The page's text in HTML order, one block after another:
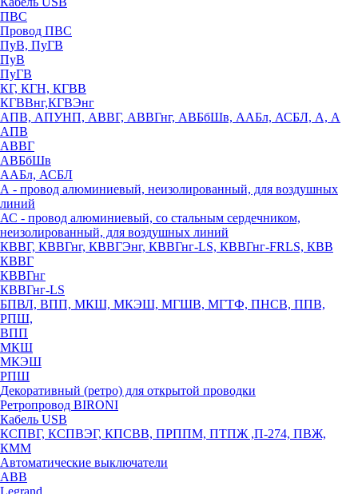
ПВС
Провод ПВС
ПуВ, ПуГВ
ПуВ
ПуГВ
КГ, КГН, КГВВ
КГВВнг,КГВЭнг
АПВ, АПУНП, АВВГ, АВВГнг, АВБбШв, ААБл, АСБЛ, А, А
АПВ
АВВГ
АВБбШв
ААБл, АСБЛ
А - провод алюминиевый, неизолированный, для воздушных
линий
АС - провод алюминиевый, со стальным сердечником,
неизолированный, для воздушных линий
КВВГ, КВВГнг, КВВГЭнг, КВВГнг-LS, КВВГнг-FRLS, КВВ
КВВГ
КВВГнг
КВВГнг-LS
БПВЛ, ВПП, МКШ, МКЭШ, МГШВ, МГТФ, ПНСВ, ППВ,
РПШ,
ВПП
МКШ
МКЭШ
РПШ
Декоративный (ретро) для открытой проводки
Ретропровод BIRONI
Кабель USB
КСПВГ, КСПВЭГ, КПСВВ, ПРППМ, ПТПЖ ,П-274, ПВЖ,
КММ
Автоматические выключатели
ABB
Legrand